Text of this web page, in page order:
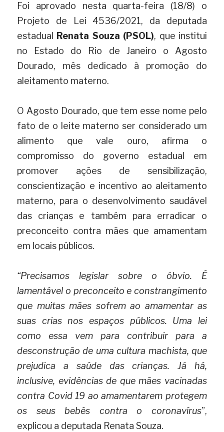
Foi aprovado nesta quarta-feira (18/8) o
Projeto de Lei 4536/2021, da deputada
estadual
Renata Souza (PSOL), que institui
no Estado do Rio de Janeiro o Agosto
Dourado, mês dedicado à promoção do
aleitamento materno.
O Agosto Dourado, que tem esse nome pelo
fato de o leite materno ser considerado um
alimento que vale ouro, afirma o
compromisso do governo estadual em
promover ações de sensibilização,
conscientização e incentivo ao aleitamento
materno, para o desenvolvimento saudável
das crianças e também para erradicar o
preconceito contra mães que amamentam
em locais públicos.
“Precisamos legislar sobre o óbvio. É
lamentável o preconceito e constrangimento
que muitas mães sofrem ao amamentar as
suas crias nos espaços públicos. Uma lei
como essa vem para contribuir para a
desconstrução de uma cultura machista, que
prejudica a saúde das crianças. Já há,
inclusive, evidências de que mães vacinadas
contra Covid 19 ao amamentarem protegem
os seus bebês contra o coronavírus”,
explicou a deputada Renata Souza.